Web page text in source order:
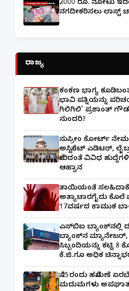
2000 ರೂ. ನೋಟು
ನಗದೀಕರಿಸಲು ಲಾಸ್ಟ್‌
ರಾಜ್ಯ
ಕಂಕಣ ಭಾಗ್ಯ
ಭಾವಿ ಪತ್ನಿಯನ್ನು
ಗಿಲಿಗಿಲಿ' ಪ್ರಶಾಂತ್
ಸುಂದರಿ?
ಸುಪ್ರೀಂ ಕೋರ್ಟ್
ಅಸಿಸ್ಟೆಂಟ್ ಎಡಿಟರ್,
ಸೇರಿದಂತೆ ವಿವಿಧ
ಆಹ್ವಾನ
ತಾಯಿಯಂತೆ
ಅತ್ಯಾಚಾರಗೈದು ಕೊಲೆ
17ವರ್ಷದ ಕಾಮುಕ
ಎಸ್‌ಬಿಐ ಬ್ಯಾಂಕ್‌ನಲ್ಲಿ‌
ಬ್ಯಾಂಕ್​ನ
ಸಿಬ್ಬಂದಿಯನ್ನು ಕಟ್ಟಿ 8
ಕೆ.ಜಿ.ಗೂ ಅಧಿಕ
ಸೆ.25ರಂದು ಹಸೆಮಣೆ
ಮದುಮಗಳು